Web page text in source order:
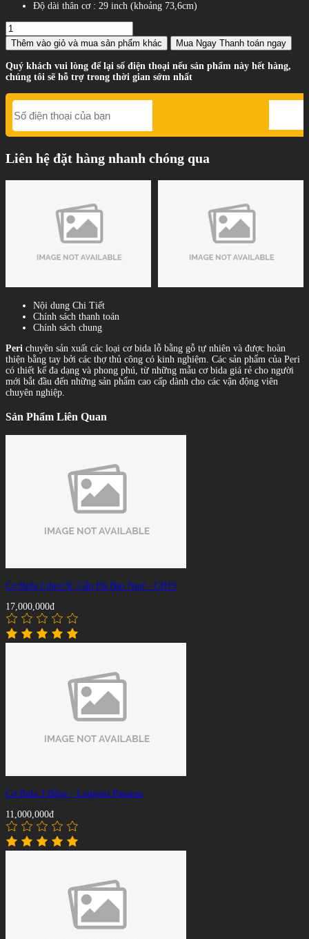
Độ dài thân cơ : 29 inch (khoảng 73,6cm)
Thêm vào giỏ và mua sản phẩm khác Mua Ngay Thanh toán ngay
Quý khách vui lòng để lại số điện thoại nếu sản phẩm này hết hàng,
chúng tôi sẽ hỗ trợ trong thời gian sớm nhất
Liên hệ đặt hàng nhanh chóng qua
Nội dung Chi Tiết
Chính sách thanh toán
Chính sách chung
Peri chuyên sản xuất các loại cơ bida lỗ bằng gỗ tự nhiên và được hoàn
thiện bằng tay bởi các thợ thủ công có kinh nghiệm. Các sản phẩm của Peri
có thiết kế đa dạng và phong phú, từ những mẫu cơ bida giá rẻ cho người
mới bắt đầu đến những sản phẩm cao cấp dành cho các vận động viên
chuyên nghiệp.
Sản Phẩm Liên Quan
Cơ Bida Libre/3C Cẩn Đá Bào Ngư - CH19
17,000,000đ
Cơ Bida 3 Băng - Longoni Panarea
11,000,000đ